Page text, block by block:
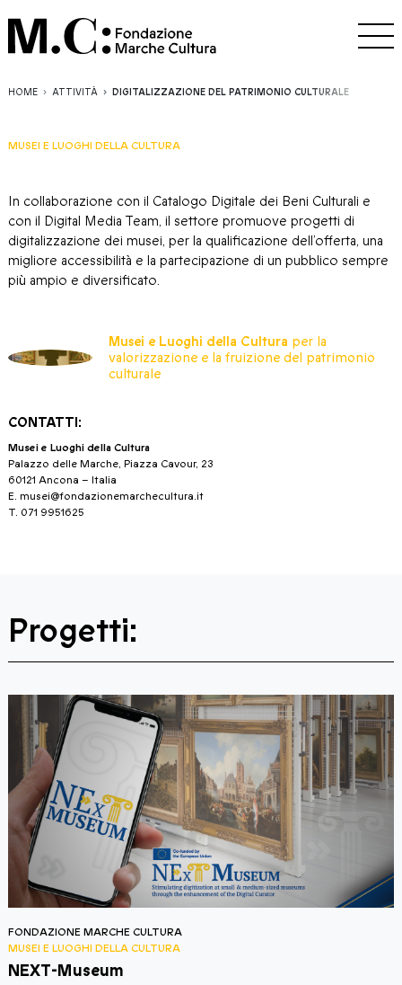
HOME ATTIVITÀ DIGITALIZZAZIONE DEL PATRIMONIO CULTURALE
MUSEI E LUOGHI DELLA CULTURA
In collaborazione con il Catalogo Digitale dei Beni Culturali e
con il Digital Media Team, il settore promuove progetti di
digitalizzazione dei musei, per la qualificazione dell’offerta, una
migliore accessibilità e la partecipazione di un pubblico sempre
più ampio e diversificato.
Musei e Luoghi della Cultura per la
valorizzazione e la fruizione del patrimonio
culturale
CONTATTI:
Musei e Luoghi della Cultura
Palazzo delle Marche, Piazza Cavour, 23
60121 Ancona – Italia
E. musei@fondazionemarchecultura.it
T. 071 9951625
Progetti:
MARCHE CULTURA
E LUOGHI DELLA CULTURA
Museum